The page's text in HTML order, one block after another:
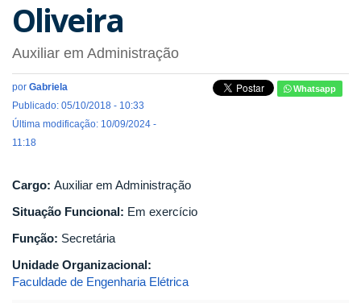
Oliveira
Auxiliar em Administração
por Gabriela
Publicado: 05/10/2018 - 10:33
Última modificação: 10/09/2024 -
11:18
Whatsapp
Cargo: Auxiliar em Administração
Situação Funcional: Em exercício
Função: Secretária
Unidade Organizacional:
Faculdade de Engenharia Elétrica